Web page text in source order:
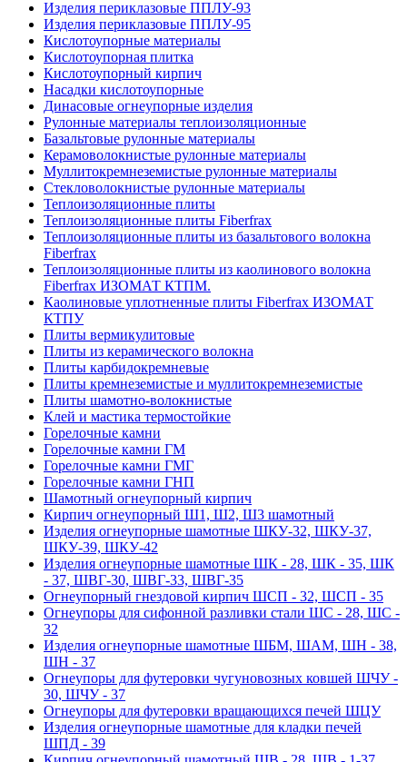
Изделия периклазовые ППЛУ-93
Изделия периклазовые ППЛУ-95
Кислотоупорные материалы
Кислотоупорная плитка
Кислотоупорный кирпич
Насадки кислотоупорные
Динасовые огнеупорные изделия
Рулонные материалы теплоизоляционные
Базальтовые рулонные материалы
Керамоволокнистые рулонные материалы
Муллитокремнеземистые рулонные материалы
Стекловолокнистые рулонные материалы
Тепло­изоляционные плиты
Теплоизоляционные плиты Fiberfrax
Теплоизоляционные плиты из базальтового волокна
Fiberfrax
Теплоизоляционные плиты из каолинового волокна
Fiberfrax ИЗОМАТ КТПМ.
Каолиновые уплотненные плиты Fiberfrax ИЗОМАТ
КТПУ
Плиты вермикулитовые
Плиты из керамического волокна
Плиты карбидокремневые
Плиты кремнеземистые и муллитокремнеземистые
Плиты шамотно-волокнистые
Клей и мастика термостойкие
Горелочные камни
Горелочные камни ГМ
Горелочные камни ГМГ
Горелочные камни ГНП
Шамотный огнеупорный кирпич
Кирпич огнеупорный Ш1, Ш2, Ш3 шамотный
Изделия огнеупорные шамотные ШКУ-32, ШКУ-37,
ШКУ-39, ШКУ-42
Изделия огнеупорные шамотные ШК - 28, ШК - 35, ШК
- 37, ШВГ-30, ШВГ-33, ШВГ-35
Огнеупорный гнездовой кирпич ШСП - 32, ШСП - 35
Огнеупоры для сифонной разливки стали ШС - 28, ШС -
32
Изделия огнеупорные шамотные ШБМ, ШАМ, ШН - 38,
ШН - 37
Огнеупоры для футеровки чугуновозных ковшей ШЧУ -
30, ШЧУ - 37
Огнеупоры для футеровки вращающихся печей ШЦУ
Изделия огнеупорные шамотные для кладки печей
ШПД - 39